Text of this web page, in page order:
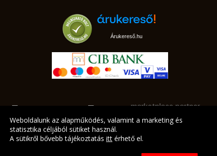
Árukereső.hu
marketplace partner
Weboldalunk az alapműködés, valamint a marketing és
statisztika céljából sütiket használ.
A sütikről bővebb tájékoztatás itt érhető el.